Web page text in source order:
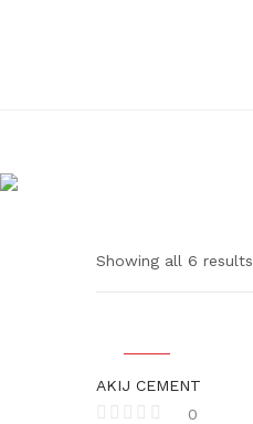
Showing all 6 results
AKIJ CEMENT
0